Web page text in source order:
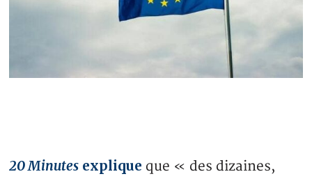
20 Minutes explique que « des dizaines,